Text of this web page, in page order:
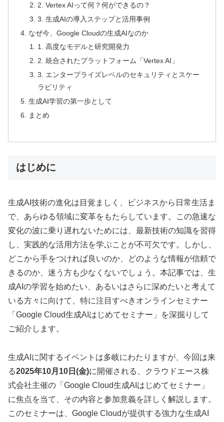
2. Vertex AIって何？何ができるの？
3. 生成AIの導入ステップと活用事例
なぜ今、Google Cloudの生成AIなのか
1. 高度なモデルと研究開発力
2. 統合されたプラットフォーム「Vertex AI」
3. エンタープライズレベルのセキュリティとスケー
ラビリティ
生成AI学習の第一歩として
まとめ
はじめに
生成AI技術の進化は目覚ましく、ビジネスから日常生活ま
で、あらゆる領域に変革をもたらしています。この急速な
変化の波に乗り遅れないためには、最新技術の知識を習得
し、実践的な活用方法を学ぶことが不可欠です。しかし、
どこから手をつければ良いのか、どのような情報が信頼で
きるのか、迷う方も少なくないでしょう。本記事では、生
成AIの学習を始めたい、あるいはさらに深めたいと考えて
いる方々に向けて、特に注目すべきオンラインセミナー
「Google Cloud生成AIはじめてセミナー」を深掘りして
ご紹介します。
生成AIに関するイベントは多岐にわたりますが、今回は来
る2025年10月10日(金)に開催される、クラウドエース株
式会社主催の「Google Cloud生成AIはじめてセミナー」
に焦点を当て、その内容と参加意義を詳しく解説します。
このセミナーは、Google Cloudが提供する強力な生成AI